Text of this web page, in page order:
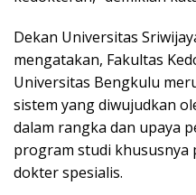
Dekan Universitas
mengatakan, Fakultas
Universitas Bengkulu
sistem yang diwujudkan
dalam rangka dan upaya
program studi khususnya
dokter spesialis.